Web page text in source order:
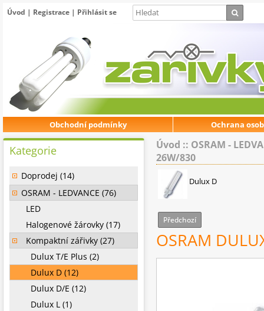
Úvod | Registrace | Přihlásit se
Obchodní podmínky Ochrana
Úvod :: OSRAM -
26W/830
Dulux D
Předchozí
OSRAM
Kategorie
Doprodej (14)
OSRAM - LEDVANCE (76)
LED
Halogenové žárovky (17)
Kompaktní zářivky (27)
Dulux T/E Plus (2)
Dulux D (12)
Dulux D/E (12)
Dulux L (1)